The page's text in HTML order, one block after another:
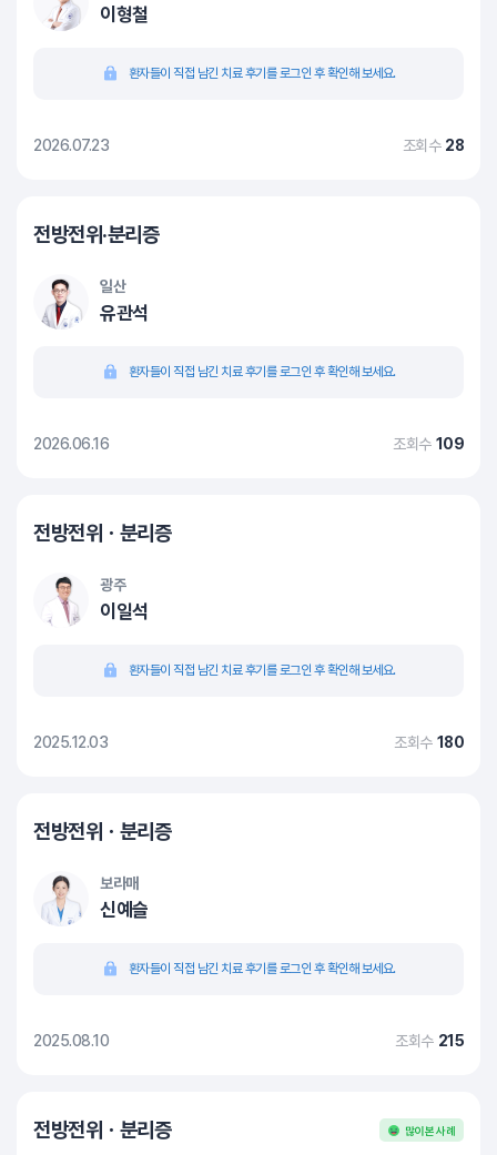
이형철
환자들이 직접 남긴 치료 후기를 로그인 후 확인해 보세요.
2026.07.23 조회수 28
전방전위·분리증
일산
유관석
환자들이 직접 남긴 치료 후기를 로그인 후 확인해 보세요.
2026.06.16 조회수 109
전방전위ㆍ분리증
광주
이일석
환자들이 직접 남긴 치료 후기를 로그인 후 확인해 보세요.
2025.12.03 조회수 180
전방전위ㆍ분리증
보라매
신예슬
환자들이 직접 남긴 치료 후기를 로그인 후 확인해 보세요.
2025.08.10 조회수 215
전방전위ㆍ분리증 많이 본 사례